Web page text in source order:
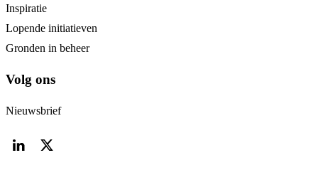
Inspiratie
Lopende initiatieven
Gronden in beheer
Volg ons
Nieuwsbrief